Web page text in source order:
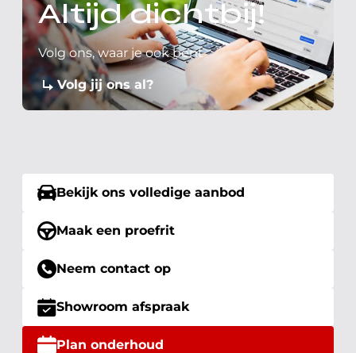
Altijd dichtbij!
Volg ons, waar je ook bent
Volg jij ons al?
Bekijk ons volledige aanbod
Maak een proefrit
Neem contact op
Showroom afspraak
Plan onderhoud